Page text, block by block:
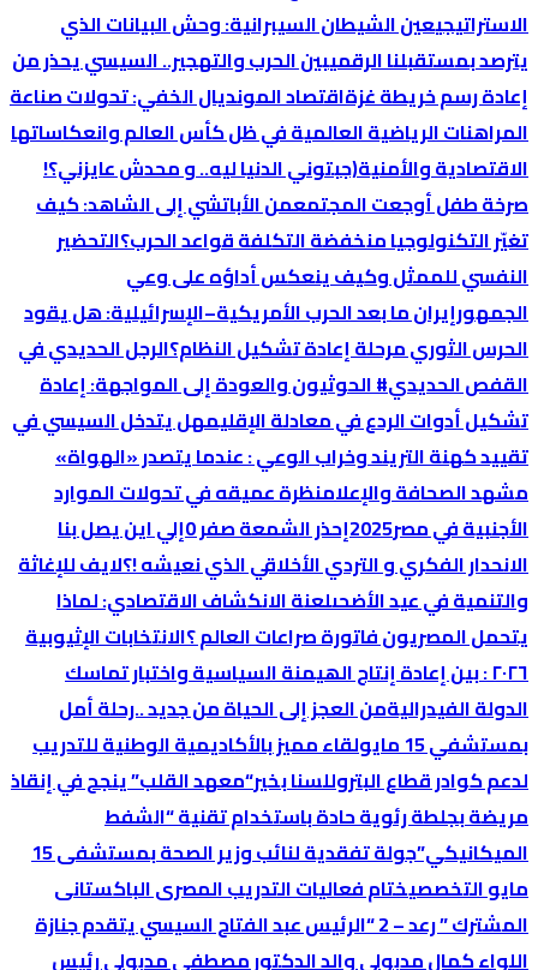
الاستراتيجيعين الشيطان السيبرانية: وحش البيانات الذي
يترصد بمستقبلنا الرقميبين الحرب والتهجير.. السيسي يحذر من
إعادة رسم خريطة غزةاقتصاد المونديال الخفي: تحولات صناعة
المراهنات الرياضية العالمية في ظل كأس العالم وانعكاساتها
الاقتصادية والأمنية(جبتوني الدنيا ليه.. و محدش عايزني؟!
صرخة طفل أوجعت المجتمعمن الأباتشي إلى الشاهد: كيف
تغيّر التكنولوجيا منخفضة التكلفة قواعد الحرب؟التحضير
النفسي للممثل وكيف ينعكس أداؤه على وعي
الجمهورإيران ما بعد الحرب الأمريكية–الإسرائيلية: هل يقود
الحرس الثوري مرحلة إعادة تشكيل النظام؟الرجل الحديدي في
القفص الحديدي# الحوثيون والعودة إلى المواجهة: إعادة
تشكيل أدوات الردع في معادلة الإقليمهل يتدخل السيسي في
تقييد كهنة التريند وخراب الوعي : عندما يتصدر «الهواة»
مشهد الصحافة والإعلامنظرة عميقه في تحولات الموارد
الأجنبية في مصر2025
إحذر الشمعة صفر 0 إلي اين يصل بنا
الانحدار الفكري و التردي الأخلاقي الذي نعيشه !؟لايف للإغاثة
والتنمية في عيد الأضحىلعنة الانكشاف الاقتصادي: لماذا
یتحمل المصریون فاتورة صراعات العالم ؟الانتخابات الإثیوبیة
٢٠٢٦ : بین إعادة إنتاج الھیمنة السیاسیة واختبار تماسك
الدولة الفیدرالیةمن العجز إلى الحياة من جديد ..رحلة أمل
بمستشفي 15 مايو
لقاء مميز بالأكاديمية الوطنية للتدريب
لدعم كوادر قطاع البتروللسنا بخير“معهد القلب” ينجح في إنقاذ
مريضة بجلطة رئوية حادة باستخدام تقنية “الشفط
الميكانيكي”
جولة تفقدية لنائب وزير الصحة بمستشفى 15
مايو التخصصيختام فعاليات التدريب المصرى الباكستانى
المشترك ” رعد – 2 “
الرئيس عبد الفتاح السيسي يتقدم جنازة
اللواء كمال مدبولي والد الدكتور مصطفى مدبولي رئيس